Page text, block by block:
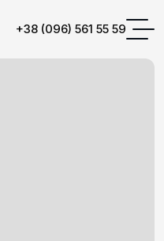
+38 (096) 561 55 59